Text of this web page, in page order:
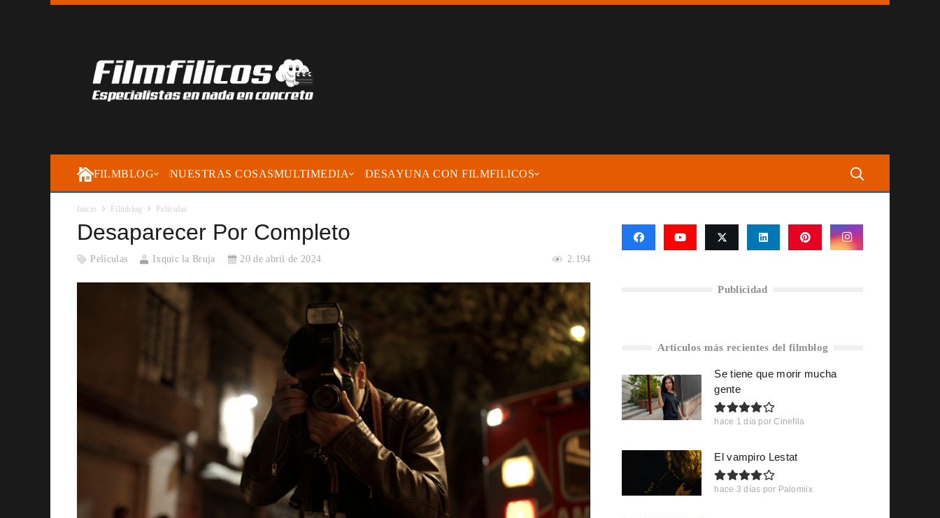
FILMBLOG NUESTRAS COSASMULTIMEDIA DESAYUNA CON FILMFILICOS
Inicio Filmblog Películas
Desaparecer Por Completo
Películas Ixquic la Bruja 20 de abril de 2024 2.194
Publicidad
Artículos más recientes del filmblog
Se tiene que morir mucha
gente
hace 1 día por Cinefila
El vampiro Lestat
hace 3 días por Palomiix